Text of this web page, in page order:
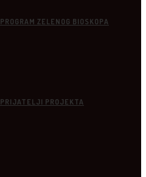
PROGRAM ZELENOG BIOSKOPA
PRIJATELJI PROJEKTA